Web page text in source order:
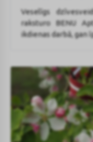
aizvada
startus
visās
maratona
distancēs!
Veselīgs
raksturo BENU
ikdienas darbā, gan